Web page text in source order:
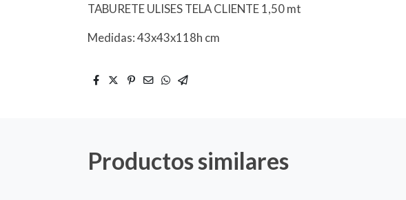
TABURETE ULISES TELA CLIENTE 1,50 mt
Medidas: 43x43x118h cm
Productos similares